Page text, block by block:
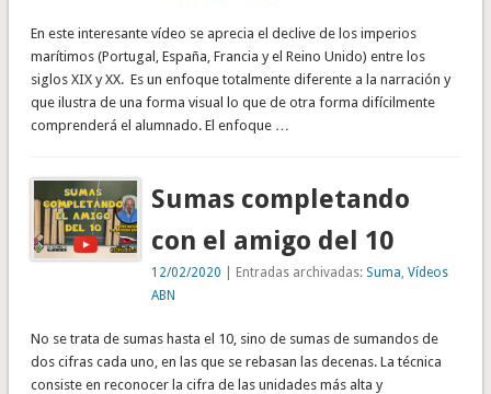
En este interesante vídeo se aprecia el declive de los imperios
marítimos (Portugal, España, Francia y el Reino Unido) entre los
siglos XIX y XX. Es un enfoque totalmente diferente a la narración y
que ilustra de una forma visual lo que de otra forma difícilmente
comprenderá el alumnado. El enfoque …
Sumas completando
con el amigo del 10
12/02/2020 | Entradas archivadas: Suma ,Vídeos
ABN
No se trata de sumas hasta el 10, sino de sumas de sumandos de
dos cifras cada uno, en las que se rebasan las decenas. La técnica
consiste en reconocer la cifra de las unidades más alta y